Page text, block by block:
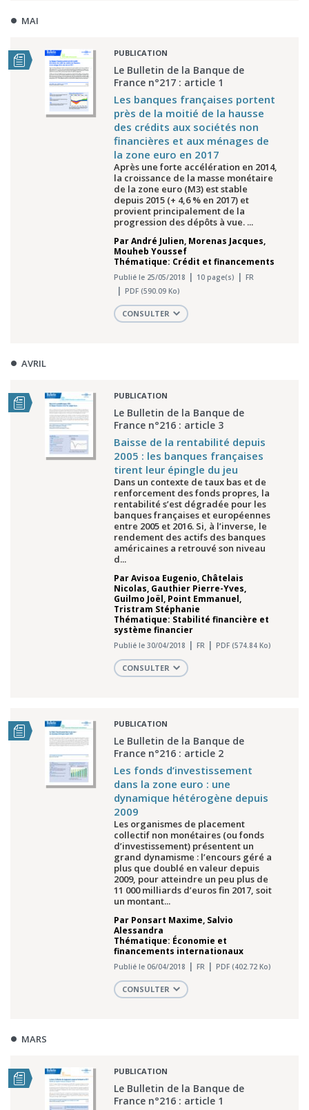
MAI
PUBLICATION
Le Bulletin de la Banque de
France n°217 : article 1
Les banques françaises portent
près de la moitié de la hausse
des crédits aux sociétés non
financières et aux ménages de
la zone euro en 2017
Après une forte accélération en 2014,
la croissance de la masse monétaire
de la zone euro (M3) est stable
depuis 2015 (+ 4,6 % en 2017) et
provient principalement de la
progression des dépôts à vue. ...
ParAndré Julien, Morenas Jacques,
Mouheb Youssef
Thématique: Crédit et financements
Publié le 25/05/2018 10 page(s)
FR
PDF (590.09 Ko)
CONSULTER
AVRIL
PUBLICATION
Le Bulletin de la Banque de
France n°216 : article 3
Baisse de la rentabilité depuis
2005 : les banques françaises
tirent leur épingle du jeu
Dans un contexte de taux bas et de
renforcement des fonds propres, la
rentabilité s’est dégradée pour les
banques françaises et européennes
entre 2005 et 2016. Si, à l’inverse, le
rendement des actifs des banques
américaines a retrouvé son niveau
d...
ParAvisoa Eugenio, Châtelais
Nicolas, Gauthier Pierre-Yves,
Guilmo Joël, Point Emmanuel,
Tristram Stéphanie
Thématique: Stabilité financière et
système financier
Publié le 30/04/2018 FR PDF (574.84 Ko)
CONSULTER
PUBLICATION
Le Bulletin de la Banque de
France n°216 : article 2
Les fonds d’investissement
dans la zone euro : une
dynamique hétérogène depuis
2009
Les organismes de placement
collectif non monétaires (ou fonds
d’investissement) présentent un
grand dynamisme : l’encours géré a
plus que doublé en valeur depuis
2009, pour atteindre un peu plus de
11 000 milliards d’euros fin 2017, soit
un montant...
Par Ponsart Maxime, Salvio
Alessandra
Thématique: Économie et
financements internationaux
Publié le 06/04/2018 FR PDF (402.72 Ko)
CONSULTER
MARS
PUBLICATION
Le Bulletin de la Banque de
France n°216 : article 1